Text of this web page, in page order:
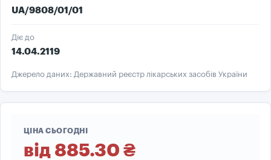
UA/9808/01/01
Діє до
14.04.2119
Джерело даних: Державний реєстр лікарських засобів України
ЦІНА СЬОГОДНІ
від 885.30 ₴